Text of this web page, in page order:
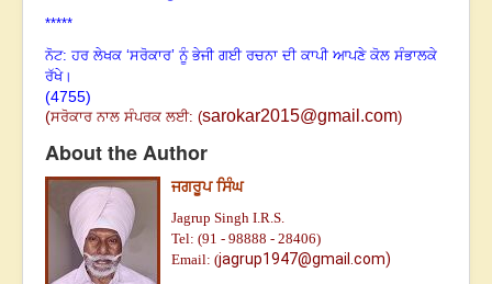
*****
ਨੋਟ: ਹਰ ਲੇਖਕ ‘ਸਰੋਕਾਰ’ ਨੂੰ ਭੇਜੀ ਗਈ ਰਚਨਾ ਦੀ ਕਾਪੀ ਆਪਣੇ ਕੋਲ ਸੰਭਾਲਕੇ
ਰੱਖੇ।
(4755)
(ਸਰੋਕਾਰ ਨਾਲ ਸੰਪਰਕ ਲਈ: (sarokar2015@gmail.com)
About the Author
ਜਗਰੂਪ ਸਿੰਘ
Jagrup Singh I.R.S.
Tel: (91 - 98888 - 28406)
Email: (jagrup1947@gmail.com)